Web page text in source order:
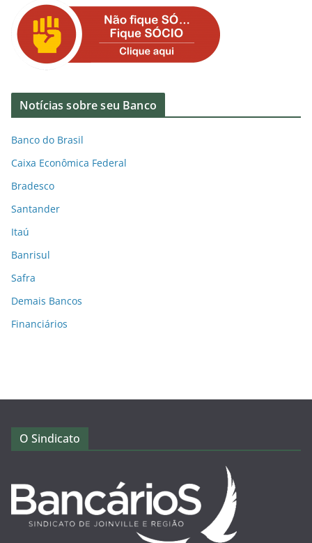
Notícias sobre seu Banco
Banco do Brasil
Caixa Econômica Federal
Bradesco
Santander
Itaú
Banrisul
Safra
Demais Bancos
Financiários
O Sindicato